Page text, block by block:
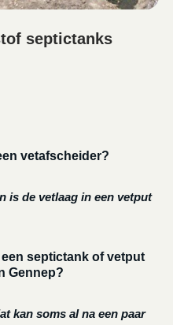
septictanks
vetafscheider?
is de vetlaag in een vetput
septictank of vetput
Gennep?
kan soms al na een paar